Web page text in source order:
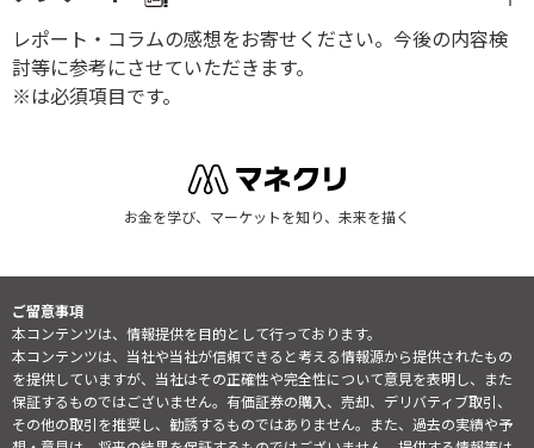
レポート・コラムの感想をお寄せください。今後の内容検
討等に参考にさせていただきます。
※は必須項目です。
お金を学び、マーケットを知り、未来を描く
ご留意事項
本コンテンツは、情報提供を目的として行っております。
本コンテンツは、当社や当社が信頼できると考える情報源から提供されたもの
を提供していますが、当社はその正確性や完全性について意見を表明し、また
保証するものではございません。有価証券の購入、売却、デリバティブ取引、
その他の取引を推奨し、勧誘するものではありません。また、過去の実績や予